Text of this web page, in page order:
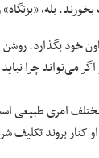
بخورند. بله،
خود بگذارد.
می‌تواند چرا
امری طبیعی
او کنار بروند